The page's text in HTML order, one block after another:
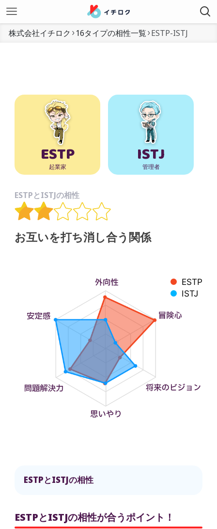
株式会社イチロク 16タイプの相性一覧 ESTP-ISTJ
ESTP
起業家 ISTJ
管理者
ESTPとISTJの相性
お互いを打ち消し合う関係
ESTP
ISTJ
ESTPとISTJの相性
ESTPとISTJの相性が合うポイント！